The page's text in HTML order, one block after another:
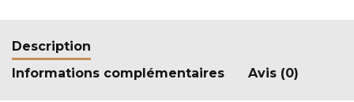
Description
Informations complémentaires
Avis (0)